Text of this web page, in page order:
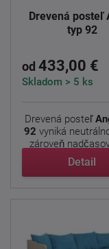
Drevená posteľ
typ 92
od 433,00 €
Skladom > 5 ks
Drevená posteľ
92 vyniká
zároveň
Detail